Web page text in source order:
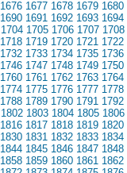
1676 1677 1678 1679 1680
1690 1691 1692 1693 1694
1704 1705 1706 1707 1708
1718 1719 1720 1721 1722
1732 1733 1734 1735 1736
1746 1747 1748 1749 1750
1760 1761 1762 1763 1764
1774 1775 1776 1777 1778
1788 1789 1790 1791 1792
1802 1803 1804 1805 1806
1816 1817 1818 1819 1820
1830 1831 1832 1833 1834
1844 1845 1846 1847 1848
1858 1859 1860 1861 1862